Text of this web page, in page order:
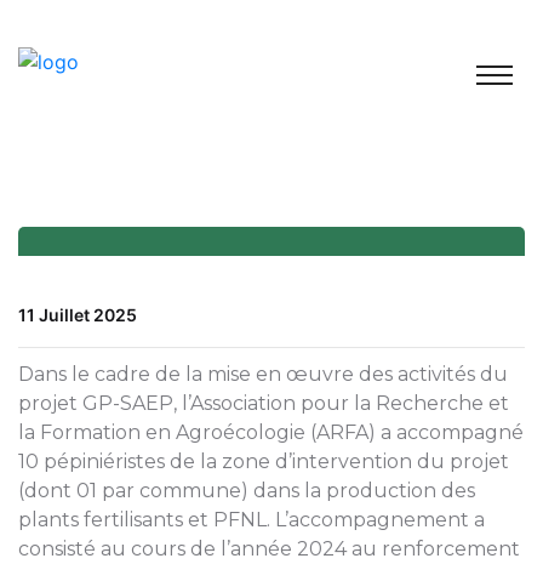
11 Juillet 2025
Dans le cadre de la mise en œuvre des activités du
projet GP-SAEP, l’Association pour la Recherche et
la Formation en Agroécologie (ARFA) a accompagné
10 pépiniéristes de la zone d’intervention du projet
(dont 01 par commune) dans la production des
plants fertilisants et PFNL. L’accompagnement a
consisté au cours de l’année 2024 au renforcement